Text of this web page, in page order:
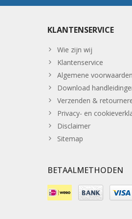
KLANTENSERVICE
Wie zijn wij
Klantenservice
Algemene voorwaarden
Download
Verzenden &
Privacy- en
Disclaimer
Sitemap
BETAALMETHODEN